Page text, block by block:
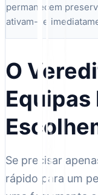
permanecem
ativam-se
O
Se precisar
rápido para um